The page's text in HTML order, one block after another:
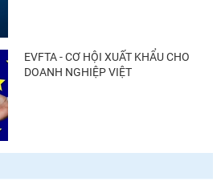
EVFTA - CƠ HỘI XUẤT KHẨU CHO
DOANH NGHIỆP VIỆT